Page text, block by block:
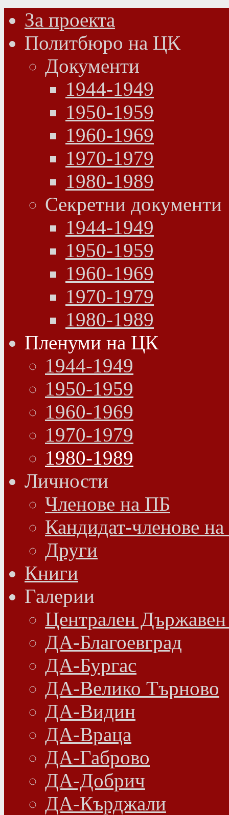
За проекта
Политбюро на ЦК
Документи
1944-1949
1950-1959
1960-1969
1970-1979
1980-1989
Секретни документи
1944-1949
1950-1959
1960-1969
1970-1979
1980-1989
Пленуми на ЦК
1944-1949
1950-1959
1960-1969
1970-1979
1980-1989
Личности
Членове на ПБ
Кандидат-членове
Други
Книги
Галерии
Централен
ДА-Благоевград
ДА-Бургас
ДА-Велико Търново
ДА-Видин
ДА-Враца
ДА-Габрово
ДА-Добрич
ДА-Кърджали